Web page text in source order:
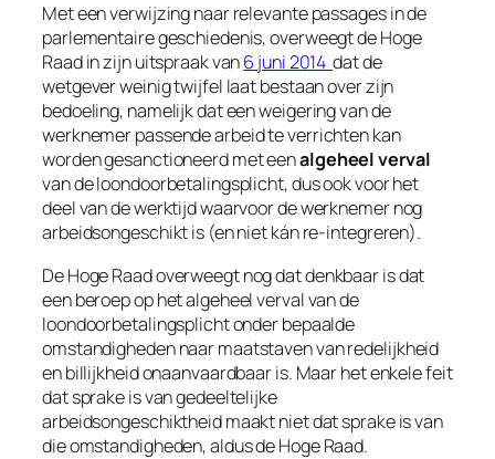
Met een verwijzing naar relevante passages in de
parlementaire geschiedenis, overweegt de Hoge
Raad in zijn uitspraak van6 juni 2014dat de
wetgever weinig twijfel laat bestaan over zijn
bedoeling, namelijk dat een weigering van de
werknemer passende arbeid te verrichten kan
worden gesanctioneerd met eenalgeheel verval
van de loondoorbetalingsplicht, dus ook voor het
deel van de werktijd waarvoor de werknemer nog
arbeidsongeschikt is (en niet kán re-integreren).
De Hoge Raad overweegt nog dat denkbaar is dat
een beroep op het algeheel verval van de
loondoorbetalingsplicht onder bepaalde
omstandigheden naar maatstaven van redelijkheid
en billijkheid onaanvaardbaar is. Maar het enkele feit
dat sprake is van gedeeltelijke
arbeidsongeschiktheid maakt niet dat sprake is van
die omstandigheden, aldus de Hoge Raad.